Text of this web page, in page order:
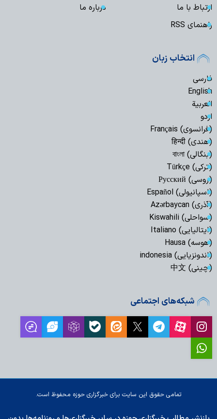
ارتباط با ما
درباره ما
راهنمای RSS
انتخاب زبان
فارسی
English
العربیة
اردو
(فرانسوی) Français
(هندی) हिन्दी
(بنگالی) বাংলা
(ترکی) Türkçe
(روسی) Русский
(اسپانیولی) Español
(آذری) Azərbaycan
(سواحلی) Kiswahili
(ایتالیایی) Italiano
(هوسه) Hausa
(اندونزیایی) indonesia
(چینی) 中文
شبکه‌های اجتماعی
تمامی حقوق این سایت برای خبرگزاری حوزه محفوظ است.